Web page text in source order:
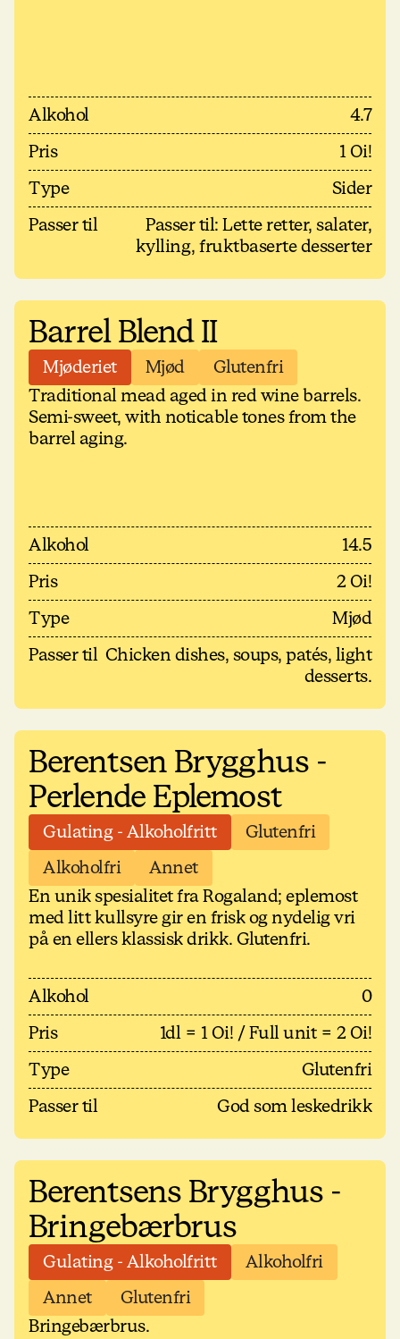
Alkohol
4.7
Pris
1 Oi!
Type
Sider
Passer til
Passer til: Lette retter, salater,
kylling, fruktbaserte desserter
Barrel Blend II
Mjøderiet Mjød
Glutenfri
Traditional mead aged in red wine barrels.
Semi-sweet, with noticable tones from the
barrel aging.
Alkohol
14.5
Pris
2 Oi!
Type
Mjød
Passer til Chicken dishes, soups, patés, light
desserts.
Berentsen Brygghus -
Perlende Eplemost
Gulating - Alkoholfritt
Glutenfri
Alkoholfri
Annet
En unik spesialitet fra Rogaland; eplemost
med litt kullsyre gir en frisk og nydelig vri
på en ellers klassisk drikk. Glutenfri.
Alkohol
0
Pris
1dl = 1 Oi! / Full unit = 2 Oi!
Type
Glutenfri
Passer til
God som leskedrikk
Berentsens Brygghus -
Bringebærbrus
Gulating - Alkoholfritt
Alkoholfri
Annet
Glutenfri
Bringebærbrus.